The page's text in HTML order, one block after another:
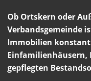
Ob Ortskern oder
Verbandsgemeinde
Immobilien
Einfamilienhäusern,
gepflegten